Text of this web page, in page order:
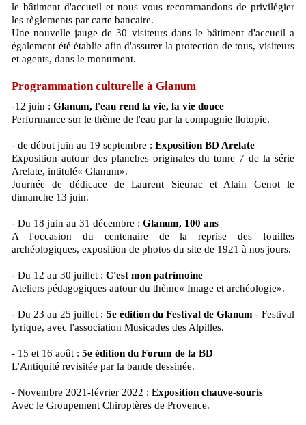
le bâtiment d'accueil et nous vous recommandons de privilégier
les règlements par carte bancaire.
Une nouvelle jauge de 30 visiteurs dans le bâtiment d'accueil a
également été établie afin d'assurer la protection de tous, visiteurs
et agents, dans le monument.
Programmation culturelle à Glanum
-12 juin : Glanum, l'eau rend la vie, la vie douce
Performance sur le thème de l'eau par la compagnie llotopie.
- de début juin au 19 septembre : Exposition BD Arelate
Exposition autour des planches originales du tome 7 de la série
Arelate, intitulé« Glanum».
Journée de dédicace de Laurent Sieurac et Alain Genot le
dimanche 13 juin.
- Du 18 juin au 31 décembre : Glanum, 100 ans
A l'occasion du centenaire de la reprise des fouilles
archéologiques, exposition de photos du site de 1921 à nos jours.
- Du 12 au 30 juillet : C'est mon patrimoine
Ateliers pédagogiques autour du thème« Image et archéologie».
- Du 23 au 25 juillet : 5e édition du Festival de Glanum - Festival
lyrique, avec l'association Musicades des Alpilles.
- 15 et 16 août : 5e édition du Forum de la BD
L'Antiquité revisitée par la bande dessinée.
- Novembre 2021-février 2022 : Exposition chauve-souris
Avec le Groupement Chiroptères de Provence.